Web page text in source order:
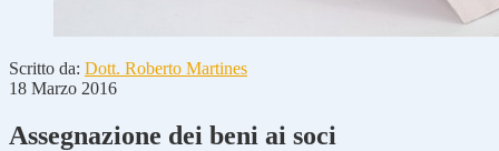
Scritto da: Dott. Roberto Martines
18 Marzo 2016
Assegnazione dei beni ai soci